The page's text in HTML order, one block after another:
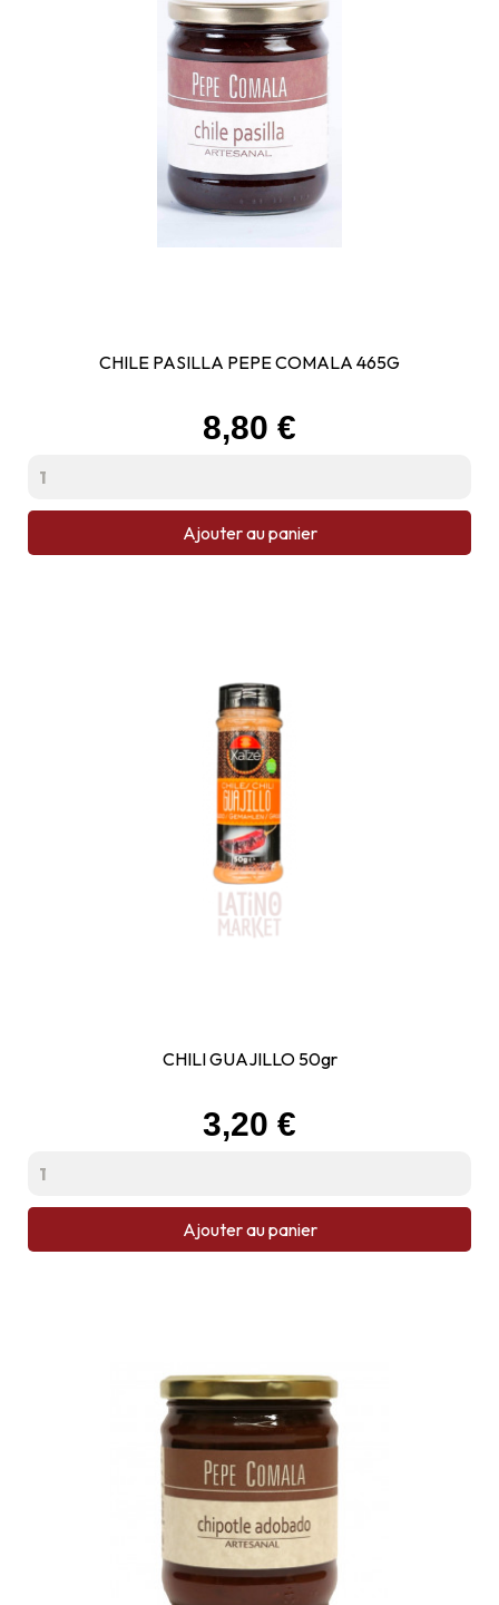
CHILE PASILLA PEPE COMALA 465G
Prix
8,80 €
Ajouter au panier
CHILI GUAJILLO 50gr
Prix
3,20 €
Ajouter au panier